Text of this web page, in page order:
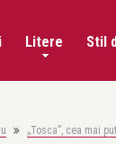
Litere Stil
„Tosca”, cea mai